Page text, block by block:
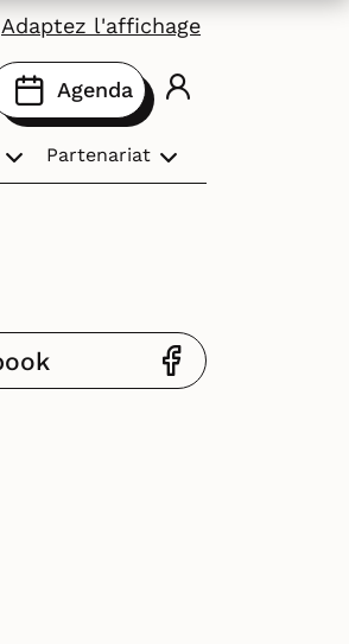
Adaptez l'affichage
Partenariat
Agenda